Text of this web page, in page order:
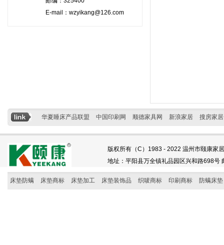
E-mail： wzyikang@126.com
华夏睡床产品联盟 中国印刷网 顺德家具网 新浪家居 搜房家居
版权所有（C）1983 - 2022 温州市颐康家
地址：平阳县万全镇礼品园区兴和路698
床垫防螨 床垫商标 床垫加工 床垫装饰品 织唛商标 印刷商标 防螨床垫